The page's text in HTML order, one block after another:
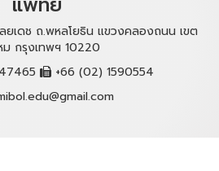
ยเดช ถ.พหลโยธิน แขวงคลองถนน เขต
ม กรุงเทพฯ 10220
+66 (02) 1590554